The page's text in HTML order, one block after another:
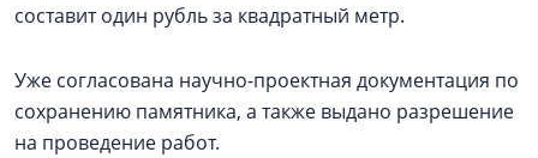
составит один рубль за квадратный метр.
Уже согласована научно-проектная документация по
сохранению памятника, а также выдано разрешение
на проведение работ.